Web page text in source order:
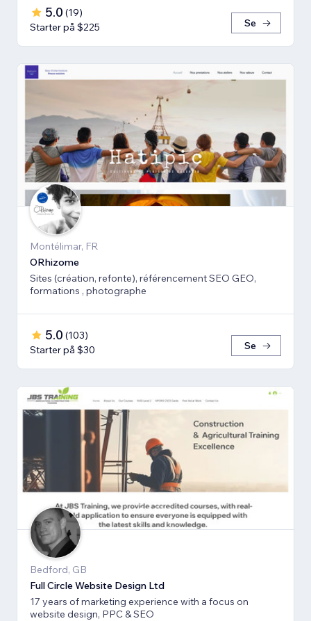
5.0 (19)
Starter på $225
Se
Montélimar, FR
ORhizome
Sites (création, refonte), référencement SEO GEO,
formations , photographe
5.0 (103)
Starter på $30
Se
Bedford, GB
Full Circle Website Design Ltd
17 years of marketing experience with a focus on
website design, PPC & SEO